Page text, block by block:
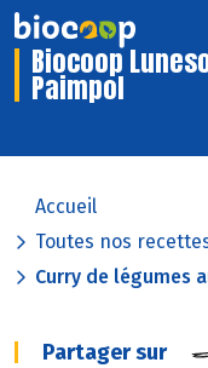
Biocoop
Paimpol
Accueil
Toutes nos
Curry de légumes
Partager sur